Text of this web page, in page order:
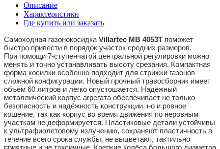
Описание
Характеристики
Где купить или заказать
Самоходная газонокосидка Villartec MB 4053T поможет
быстро привести в порядок участок средних размеров.
При помощи 7-ступенчатой центральной регулировки можно
менять и точно устанавливать высоту срезания. Компактная
форма косилки особенно подходит для стрижки газонов
сложной конфигурации. Новый прочный травосборник имеет
объем 60 литров и легко опустошается. Надёжный
металлический корпус агрегата обеспечивает не только
безопасность и надёжность конструкции, но и ровное
кошение, так как корпус во время движения по неровным
участкам не деформируется. Пластиковые детали устойчивы
к ультрафиолетовому излучению, сохраняют пластичность в
течение всего срока службы, не выцветают, тактильно
приятные и не токсичные. Крепкие колёса большого диаметра